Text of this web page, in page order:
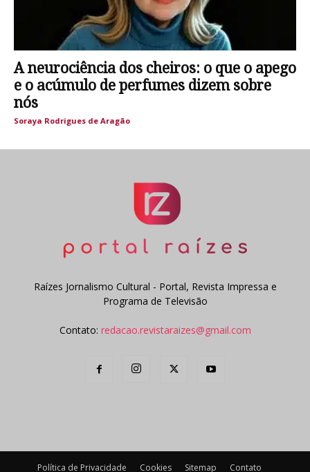
A neurociência dos cheiros: o que o apego
e o acúmulo de perfumes dizem sobre
nós
Soraya Rodrigues de Aragão
Raízes Jornalismo Cultural - Portal, Revista Impressa e
Programa de Televisão
Contato: redacao.revistaraizes@gmail.com
Política de Privacidade Cookies Sitemap Contato